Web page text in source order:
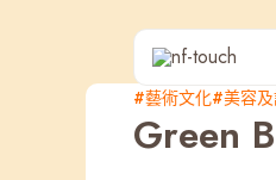
熱門
NF 種籽 NF
#藝術文化#美容
Green